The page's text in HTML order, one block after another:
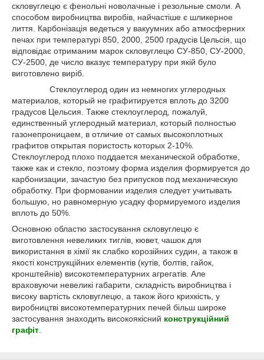
скловуглецю є фенольні новолачные і резольные смоли. А
способом виробництва виробів, найчастіше є шликерное
лиття. Карбонізація ведеться у вакуумних або атмосферних
печах при температурі 850, 2000, 2500 градусів Цельсія, що
відповідає отриманим марок скловуглецю СУ-850, СУ-2000,
СУ-2500, де число вказує температуру при якій було
виготовлено виріб.
Стеклоуглерод один из немногих углеродных
материалов, который не графитируется вплоть до 3200
градусов Цельсия. Также стеклоуглерод, пожалуй,
единственный углеродный материал, который полностью
газонепроницаем, в отличие от самых высокоплотных
графитов открытая пористость которых 2-10%.
Стеклоуглерод плохо поддается механической обработке,
также как и стекло, поэтому форма изделия формируется до
карбонизации, зачастую без припусков под механическую
обработку. При формовании изделия следует учитывать
большую, но равномерную усадку формируемого изделия
вплоть до 50%.
Основною областю застосування скловуглецю є
виготовлення невеликих тиглів, кювет, чашок для
використання в хімії як слабко корозійних судин, а також в
якості конструкційних елементів (кутів, болтів, гайок,
кронштейнів) високотемпературних агрегатів. Але
враховуючи невеликі габарити, складність виробництва і
високу вартість скловуглецю, а також його крихкість, у
виробництві високотемпературних печей більш широке
застосування знаходить високоякісний конструкційний
графіт